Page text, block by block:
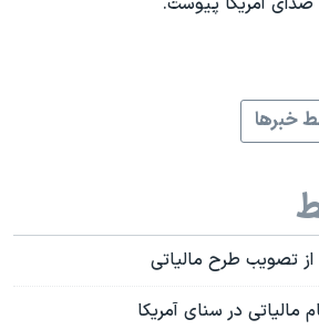
خبرها
از تصویب طرح مالیاتی
در سنای آمریکا